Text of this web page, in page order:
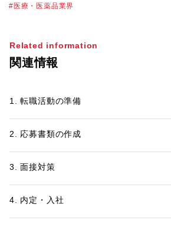
明けてからは、積極的に採用を行っている
体で昨対比約130％、特に先発薬メーカー
では昨対比170％まで大きく伸びました。
要望が高まる「女性」の採用にフォーカス
医療・医薬品業界
Related information
関連情報
1. 転職活動の準備
2. 応募書類の作成
3. 面接対策
4. 内定・入社